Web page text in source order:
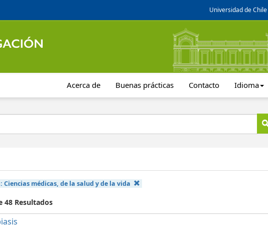
Universidad de Chile
Acerca de Buenas prácticas Contacto Idioma
Ciencias médicas, de la salud y de la vida
48 Resultados